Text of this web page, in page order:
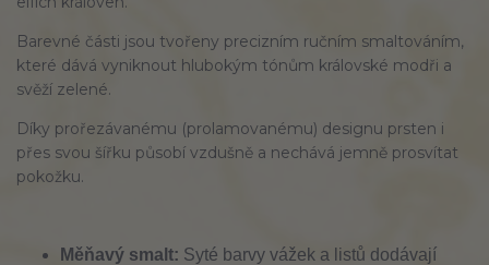
Barevné části jsou tvořeny precizním ručním smaltováním,
které dává vyniknout hlubokým tónům královské modři a
svěží zelené.
Díky prořezávanému (prolamovanému) designu prsten i
přes svou šířku působí vzdušně a nechává jemně prosvítat
pokožku.
Měňavý smalt: Syté barvy vážek a listů dodávají